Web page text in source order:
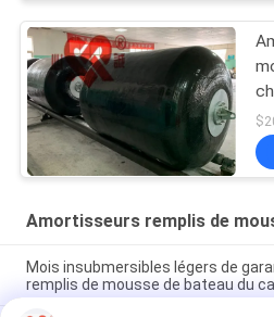
Amortisseurs remplis de
Mois insubmersibles légers de
remplis de mousse de bateau du